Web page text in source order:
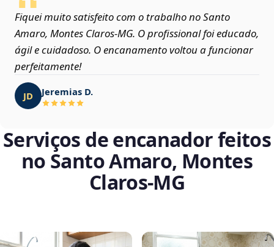
Fiquei muito satisfeito com o trabalho no Santo
Amaro, Montes Claros‑MG. O profissional foi educado,
ágil e cuidadoso. O encanamento voltou a funcionar
perfeitamente!
JD Jeremias D.
Serviços de encanador feitos
no Santo Amaro, Montes
Claros‑MG